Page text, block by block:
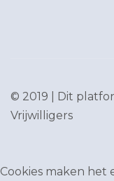
© 2019 | Dit
Vrijwilligers
Cookies maken het